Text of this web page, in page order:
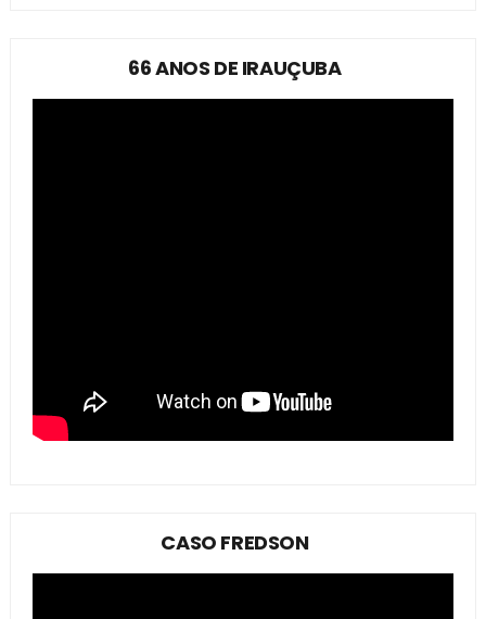
66 ANOS DE IRAUÇUBA
CASO FREDSON